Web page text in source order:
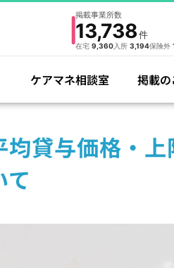
掲載事業所数
13,738件
在宅 9,360入所 3,194保険外
ケアマネ相談室 掲載
貸与価格・